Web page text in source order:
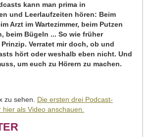
kann man prima in
und Leerlaufzeiten hören: Beim
Arzt im Wartezimmer, beim Putzen
beim Bügeln ... So wie früher
Verratet mir doch, ob und
hört oder weshalb eben nicht. Und
um euch zu Hörern zu machen.
zu sehen. Die ersten drei Podcast-
als Video anschauen.